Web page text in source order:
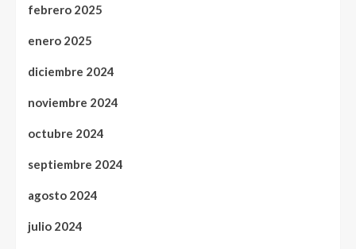
febrero 2025
enero 2025
diciembre 2024
noviembre 2024
octubre 2024
septiembre 2024
agosto 2024
julio 2024